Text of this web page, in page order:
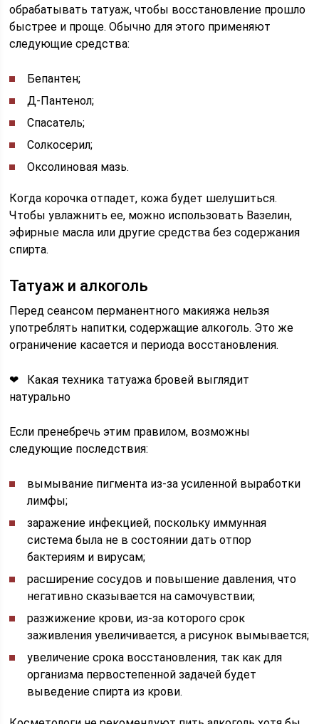
обрабатывать татуаж, чтобы восстановление прошло
быстрее и проще. Обычно для этого применяют
следующие средства:
Бепантен;
Д-Пантенол;
Спасатель;
Солкосерил;
Оксолиновая мазь.
Когда корочка отпадет, кожа будет шелушиться.
Чтобы увлажнить ее, можно использовать Вазелин,
эфирные масла или другие средства без содержания
спирта.
Татуаж и алкоголь
Перед сеансом перманентного макияжа нельзя
употреблять напитки, содержащие алкоголь. Это же
ограничение касается и периода восстановления.
❤ Какая техника татуажа бровей выглядит
натурально
Если пренебречь этим правилом, возможны
следующие последствия:
вымывание пигмента из-за усиленной выработки
лимфы;
заражение инфекцией, поскольку иммунная
система была не в состоянии дать отпор
бактериям и вирусам;
расширение сосудов и повышение давления, что
негативно сказывается на самочувствии;
разжижение крови, из-за которого срок
заживления увеличивается, а рисунок вымывается;
увеличение срока восстановления, так как для
организма первостепенной задачей будет
выведение спирта из крови.